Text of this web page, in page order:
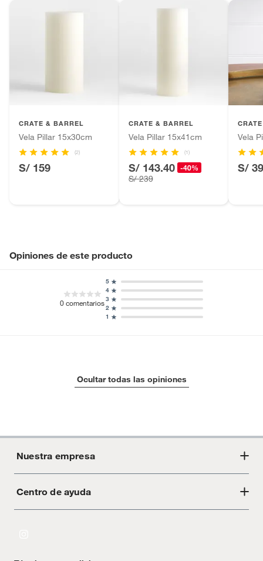
CRATE & BARREL
Vela Pillar 15x30cm
(2)
S/ 159
CRATE & BARREL
Vela Pillar 15x41cm
(1)
S/ 143.40 -40%
S/ 239
Vela
S/
Opiniones de este producto
0comentarios
1
2
3
4
5
Ocultar todas las opiniones
Nuestra empresa
Acerca de Crate
Centro de ayuda